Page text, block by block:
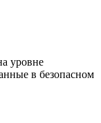
уровне
в безопасном